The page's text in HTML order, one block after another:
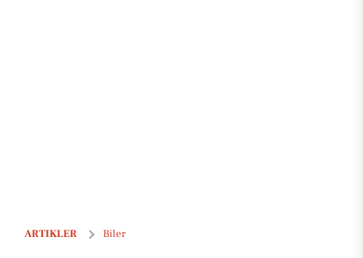
ARTIKLER Biler
Biler netop sat til salg i Ølsted